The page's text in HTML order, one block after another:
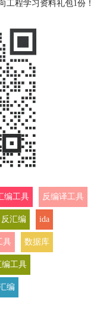
工程学习资料礼包1份！
编工具 反编译工具
反汇编 ida
具 数据库
编工具
编